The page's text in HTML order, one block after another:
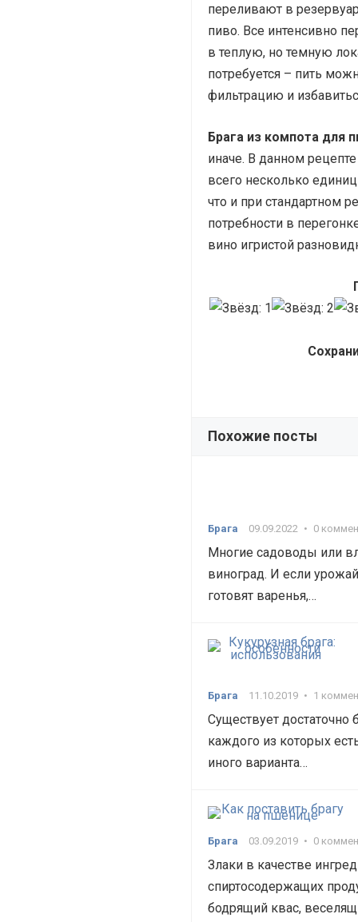
переливают в
пиво. Все интенсивно
в теплую, но темную
потребуется – пить
фильтрацию и
Брага из компота для
иначе. В данном
всего несколько
что и при стандартном
потребности в
вино игристой
Похожие посты
Брага 09.09.2022 • 0
Многие садоводы или
виноград. И если
готовят варенья,…
Брага 11.10.2019 • 1
Существует достаточно
каждого из которых
иного варианта…
Брага 03.09.2019 • 0
Злаки в качестве
спиртосодержащих
бодрящий квас,